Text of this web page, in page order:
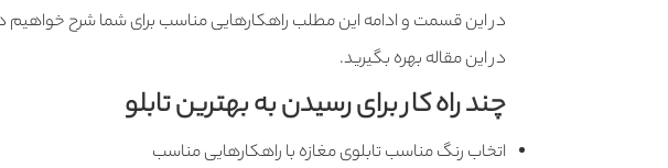
در این قسمت و ادامه این مطلب راهکارهایی مناسب برای شما شرح خواهیم
در این مقاله بهره بگیرید.
چند راه کار برای رسیدن به بهترین تابلو
اتخاب رنگ مناسب تابلوی مغازه با راهکارهایی مناسب